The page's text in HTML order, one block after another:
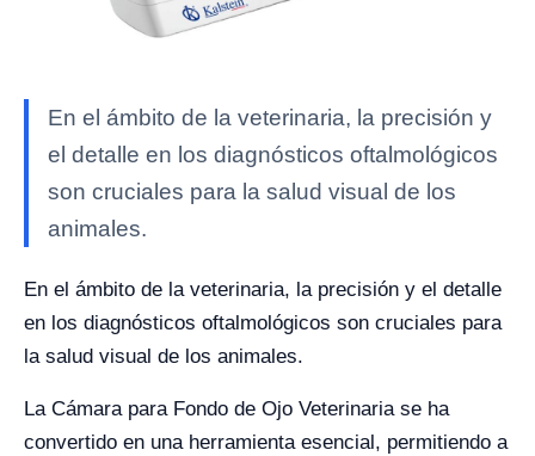
En el ámbito de la veterinaria, la precisión y
el detalle en los diagnósticos oftalmológicos
son cruciales para la salud visual de los
animales.
En el ámbito de la veterinaria, la precisión y el detalle
en los diagnósticos oftalmológicos son cruciales para
la salud visual de los animales.
La Cámara para Fondo de Ojo Veterinaria se ha
convertido en una herramienta esencial, permitiendo a